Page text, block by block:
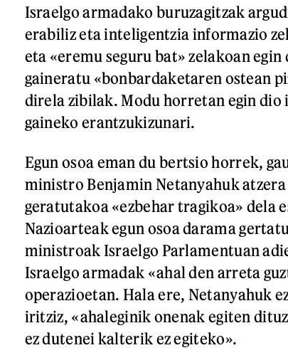
Israelgo armadako buruzagitzak
erabiliz eta inteligentzia informazio
eta «eremu seguru bat» zelakoan
gaineratu «bonbardaketaren ostean
direla zibilak. Modu horretan egin
gaineko erantzukizunari.
Egun osoa eman du bertsio horrek,
ministro Benjamin Netanyahuk atzera
geratutakoa «ezbehar tragikoa» dela
Nazioarteak egun osoa darama
ministroak Israelgo Parlamentuan
Israelgo armadak «ahal den arreta
operazioetan. Hala ere, Netanyahuk
iritziz, «ahaleginik onenak egiten
ez dutenei kalterik ez egiteko».